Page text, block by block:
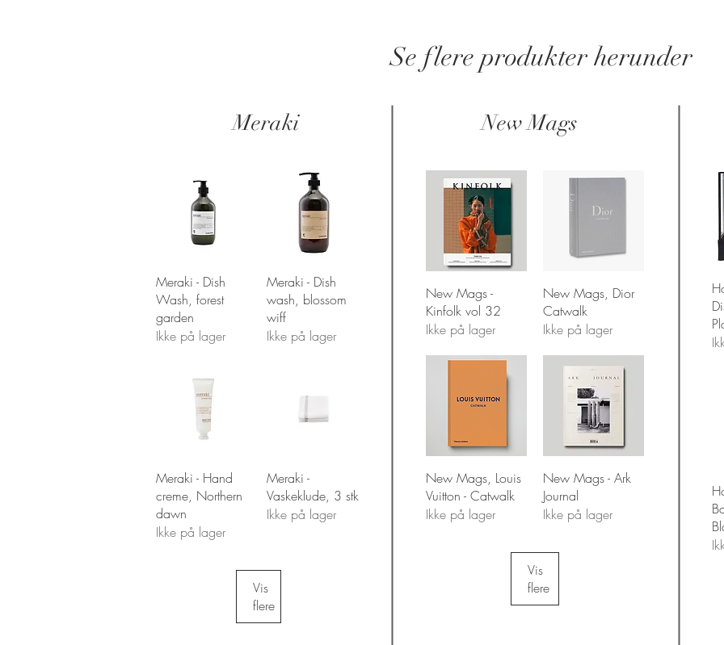
Se flere produkter herunder
Meraki New Mags
Hurtigvisning
Meraki - Dish
Wash, forest
garden
Ikke på lager
Hurtigvisning
Meraki - Dish
wash, blossom
wiff
Ikke på lager
Hurtigvisning
Meraki - Hand
creme, Northern
dawn
Ikke på lager
Hurtigvisning
Meraki -
Vaskeklude, 3 stk
Ikke på lager
Vis
flere
Hurtigvisning
New Mags -
Kinfolk vol 32
Ikke på lager
Hurtigvisning
New Mags, Dior
Catwalk
Ikke på lager
Hurtigvisning
New Mags, Louis
Vuitton - Catwalk
Ikke på lager
Hurtigvisning
New Mags - Ark
Journal
Ikke på lager
Vis
flere